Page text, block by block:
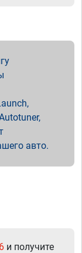
авто.
и получите